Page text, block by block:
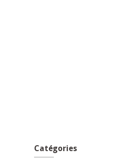
Catégories